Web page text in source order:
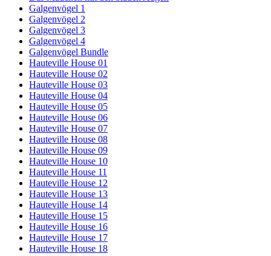
Galgenvögel 1
Galgenvögel 2
Galgenvögel 3
Galgenvögel 4
Galgenvögel Bundle
Hauteville House 01
Hauteville House 02
Hauteville House 03
Hauteville House 04
Hauteville House 05
Hauteville House 06
Hauteville House 07
Hauteville House 08
Hauteville House 09
Hauteville House 10
Hauteville House 11
Hauteville House 12
Hauteville House 13
Hauteville House 14
Hauteville House 15
Hauteville House 16
Hauteville House 17
Hauteville House 18